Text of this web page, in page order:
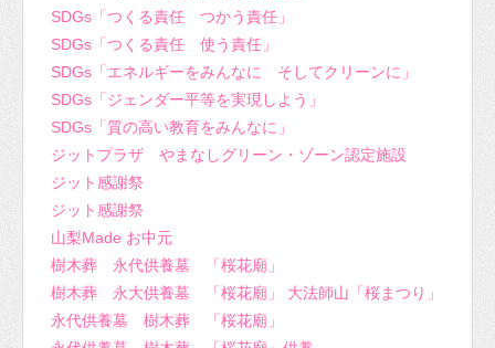
SDGs「つくる責任 つかう責任」
SDGs「つくる責任 使う責任」
SDGs「エネルギーをみんなに そしてクリーンに」
SDGs「ジェンダー平等を実現しよう」
SDGs「質の高い教育をみんなに」
ジットプラザ やまなしグリーン・ゾーン認定施設
ジット感謝祭
ジット感謝祭
山梨Made お中元
樹木葬 永代供養墓 「桜花廟」
樹木葬 永大供養墓 「桜花廟」 大法師山「桜まつり」
永代供養墓 樹木葬 「桜花廟」